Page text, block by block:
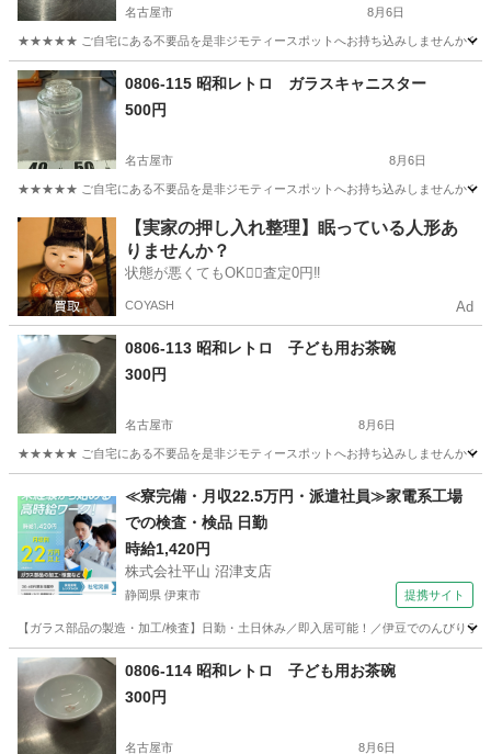
名古屋市 8月6日
★★★★★ ご自宅にある不要品を是非ジモティースポットへお持ち込みしませんか？
愛知 名古屋市 調理器具 クラフトパンチ
0806-115 昭和レトロ ガラスキャニスター
500円
名古屋市 8月6日
★★★★★ ご自宅にある不要品を是非ジモティースポットへお持ち込みしませんか？
愛知 名古屋市 家庭用品 キャニスター
【実家の押し入れ整理】眠っている人形あ
りませんか？
状態が悪くてもOK🙆‍♀️査定0円‼️
COYASH Ad
0806-113 昭和レトロ 子ども用お茶碗
300円
名古屋市 8月6日
★★★★★ ご自宅にある不要品を是非ジモティースポットへお持ち込みしませんか？
食器 茶碗
≪寮完備・月収22.5万円・派遣社員≫家電系工場
での検査・検品 日勤
時給1,420円
株式会社平山 沼津支店
静岡県 伊東市 提携サイト
【ガラス部品の製造・加工/検査】日勤・土日休み／即入居可能！／伊豆でのんびり
静岡 伊東市
0806-114 昭和レトロ 子ども用お茶碗
300円
名古屋市 8月6日